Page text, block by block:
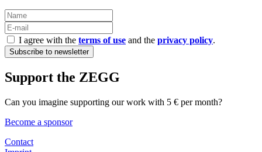
I agree with the terms of use and the privacy policy.
Support the ZEGG
Can you imagine supporting our work with 5 € per month?
Become a sponsor
Contact